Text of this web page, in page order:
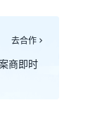
去合作
商即时